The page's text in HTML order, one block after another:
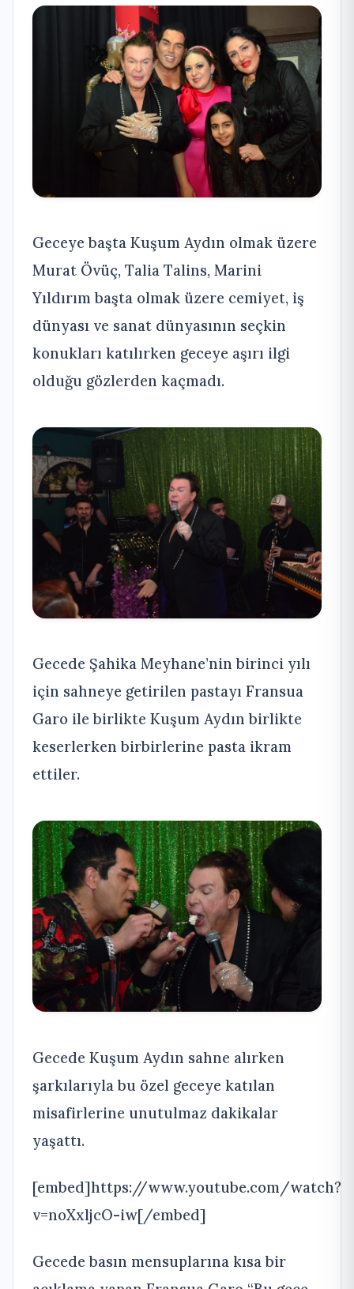
Geceye başta Kuşum Aydın olmak üzere
Murat Övüç, Talia Talins, Marini
Yıldırım başta olmak üzere cemiyet, iş
dünyası ve sanat dünyasının seçkin
konukları katılırken geceye aşırı ilgi
olduğu gözlerden kaçmadı.
Gecede Şahika Meyhane’nin birinci yılı
için sahneye getirilen pastayı Fransua
Garo ile birlikte Kuşum Aydın birlikte
keserlerken birbirlerine pasta ikram
ettiler.
Gecede Kuşum Aydın sahne alırken
şarkılarıyla bu özel geceye katılan
misafirlerine unutulmaz dakikalar
yaşattı.
[embed]https://www.youtube.com/watch?
v=noXxljcO-iw[/embed]
Gecede basın mensuplarına kısa bir